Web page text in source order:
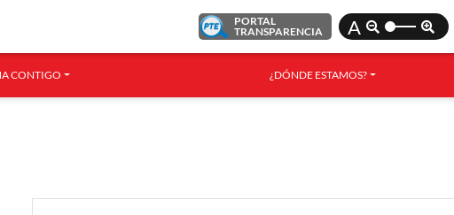
PORTAL
TRANSPARENCIA
A
CONTIGO ¿DÓNDE ESTAMOS?